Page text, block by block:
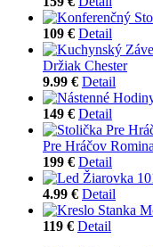
109 € Detail
Držiak Chester
9.99 € Detail
149 € Detail
Pre Hráčov
199 € Detail
4.99 € Detail
119 € Detail